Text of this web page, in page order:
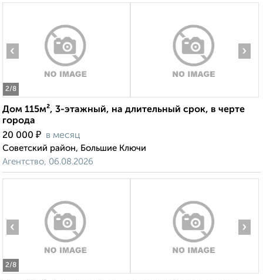
2/8
‹ ›
Дом 115м², 3-этажный, на длительный срок, в черте
города
20 000 ₽ в месяц
Советский район, Большие Ключи
Агентство, 06.08.2026
2/8
‹ ›